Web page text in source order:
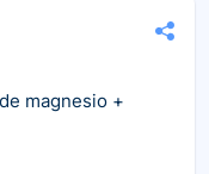
magnesio +